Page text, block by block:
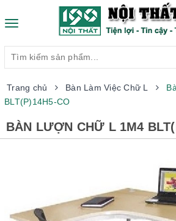
Toggle
Trang chủ Bàn Làm Việc Chữ L
BLT(P)14H5-CO
BÀN LƯỢN CHỮ L 1M4